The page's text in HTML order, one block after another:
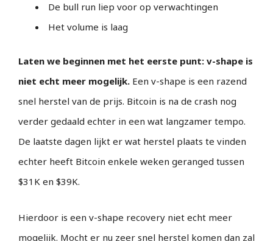
De bull run liep voor op verwachtingen
Het volume is laag
Laten we beginnen met het eerste punt: v-shape is
niet echt meer mogelijk. Een v-shape is een razend
snel herstel van de prijs. Bitcoin is na de crash nog
verder gedaald echter in een wat langzamer tempo.
De laatste dagen lijkt er wat herstel plaats te vinden
echter heeft Bitcoin enkele weken geranged tussen
$31K en $39K.
Hierdoor is een v-shape recovery niet echt meer
mogelijk. Mocht er nu zeer snel herstel komen dan zal